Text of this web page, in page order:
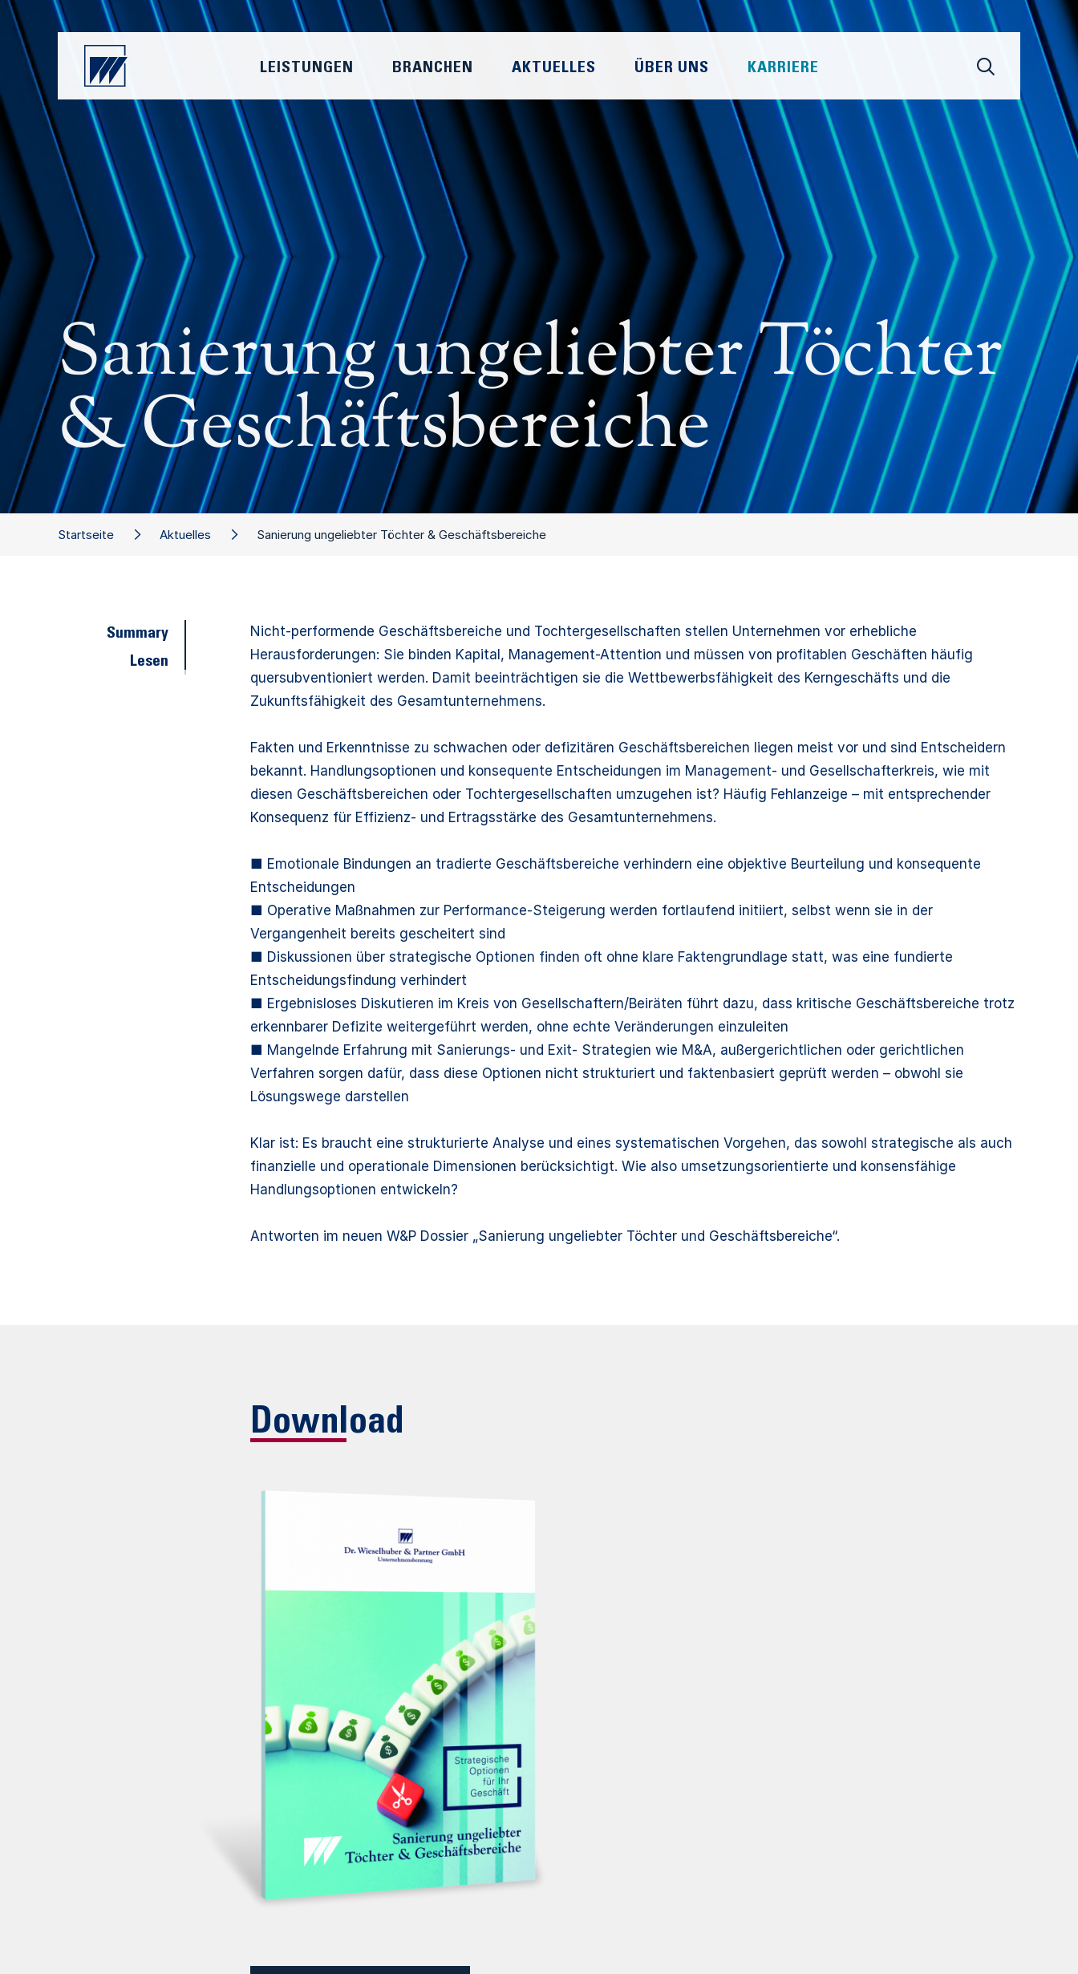
Nicht-performende Geschäftsbereiche und Tochtergesellschaften stellen Unternehmen vor erhebliche
Herausforderungen: Sie binden Kapital, Management-Attention und müssen von profitablen Geschäften häufig
quersubventioniert werden. Damit beeinträchtigen sie die Wettbewerbsfähigkeit des Kerngeschäfts und die
Zukunftsfähigkeit des Gesamtunternehmens.
Fakten und Erkenntnisse zu schwachen oder defizitären Geschäftsbereichen liegen meist vor und sind Entscheidern
bekannt. Handlungsoptionen und konsequente Entscheidungen im Management- und Gesellschafterkreis, wie mit
diesen Geschäftsbereichen oder Tochtergesellschaften umzugehen ist? Häufig Fehlanzeige – mit entsprechender
Konsequenz für Effizienz- und Ertragsstärke des Gesamtunternehmens.
■ Emotionale Bindungen an tradierte Geschäftsbereiche verhindern eine objektive Beurteilung und konsequente
Entscheidungen
■ Operative Maßnahmen zur Performance-Steigerung werden fortlaufend initiiert, selbst wenn sie in der
Vergangenheit bereits gescheitert sind
■ Diskussionen über strategische Optionen finden oft ohne klare Faktengrundlage statt, was eine fundierte
Entscheidungsfindung verhindert
■ Ergebnisloses Diskutieren im Kreis von Gesellschaftern/Beiräten führt dazu, dass kritische Geschäftsbereiche trotz
erkennbarer Defizite weitergeführt werden, ohne echte Veränderungen einzuleiten
■ Mangelnde Erfahrung mit Sanierungs- und Exit- Strategien wie M&A, außergerichtlichen oder gerichtlichen
Verfahren sorgen dafür, dass diese Optionen nicht strukturiert und faktenbasiert geprüft werden – obwohl sie
Lösungswege darstellen
Klar ist: Es braucht eine strukturierte Analyse und eines systematischen Vorgehen, das sowohl strategische als auch
finanzielle und operationale Dimensionen berücksichtigt. Wie also umsetzungsorientierte und konsensfähige
Handlungsoptionen entwickeln?
Antworten im neuen W&P Dossier „Sanierung ungeliebter Töchter und Geschäftsbereiche“.
Startseite Aktuelles Sanierung ungeliebter Töchter & Geschäftsbereiche
Sanierung ungeliebter Töchter
& Geschäftsbereiche
LEISTUNGEN BRANCHEN AKTUELLES ÜBER UNS KARRIERE
Download
Summary
Lesen